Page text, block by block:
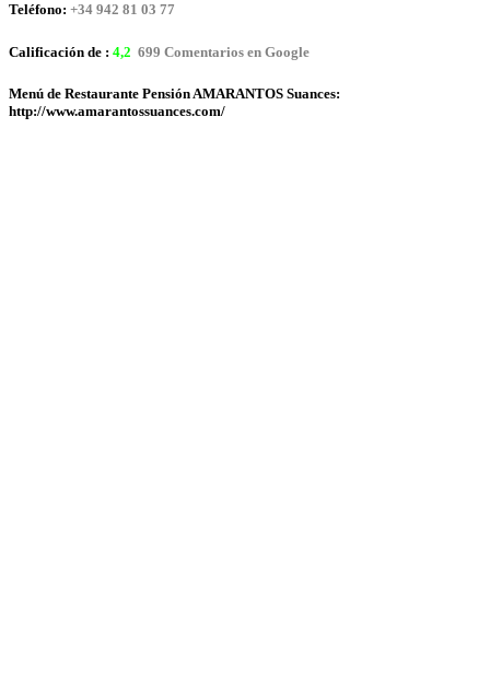
Teléfono: +34 942 81 03 77
Calificación de : 4,2 699 Comentarios en Google
Menú de Restaurante Pensión AMARANTOS Suances:
http://www.amarantossuances.com/